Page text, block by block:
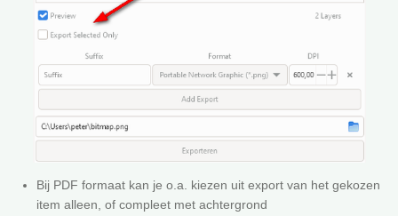
Bij PDF formaat kan je o.a. kiezen uit export van het gekozen
item alleen, of compleet met achtergrond